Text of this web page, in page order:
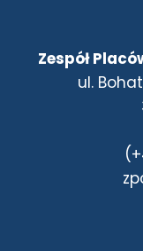
Zespół
ul.